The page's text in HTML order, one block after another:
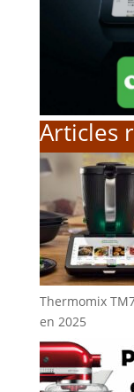
Articles
Thermomix
en 2025